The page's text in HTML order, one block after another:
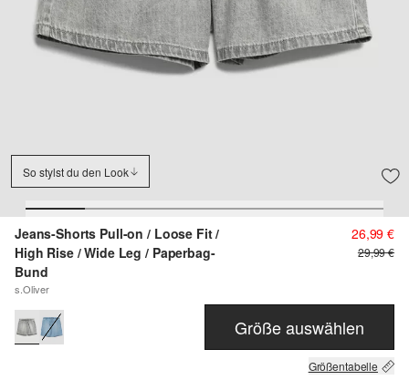
So stylst du den Look
Jeans-Shorts Pull-on / Loose Fit /
High Rise / Wide Leg / Paperbag-
Bund
s.Oliver
26,99 €
29,99 €
Größe auswählen
Größentabelle